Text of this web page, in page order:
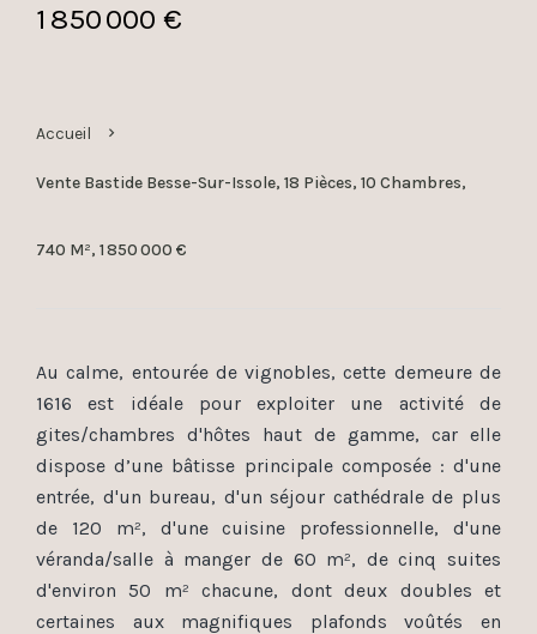
1 850 000 €
Accueil
Vente Bastide Besse-Sur-Issole, 18 Pièces, 10 Chambres,
740 M², 1 850 000 €
Au calme, entourée de vignobles, cette demeure de
1616 est idéale pour exploiter une activité de
gites/chambres d'hôtes haut de gamme, car elle
dispose d’une bâtisse principale composée : d'une
entrée, d'un bureau, d'un séjour cathédrale de plus
de 120 m², d'une cuisine professionnelle, d'une
véranda/salle à manger de 60 m², de cinq suites
d'environ 50 m² chacune, dont deux doubles et
certaines aux magnifiques plafonds voûtés en